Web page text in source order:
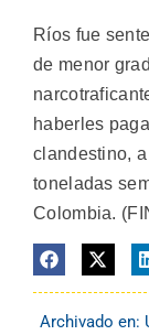
Ríos fue
de menor
haberles
clandestino,
toneladas
Colombia.
Archivado en: